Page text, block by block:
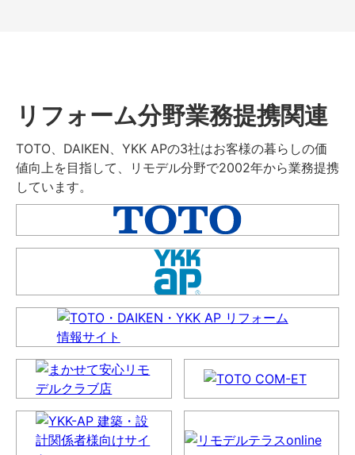
リフォーム分野業務提携関連
TOTO、DAIKEN、YKK APの3社はお客様の暮らしの価
値向上を目指して、リモデル分野で2002年から業務提携
しています。